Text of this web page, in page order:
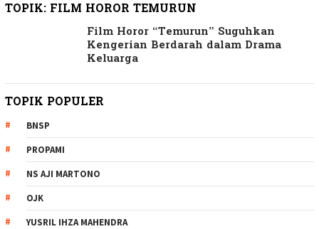
TOPIK: FILM HOROR TEMURUN
Film Horor “Temurun” Suguhkan
Kengerian Berdarah dalam Drama
Keluarga
TOPIK POPULER
BNSP
PROPAMI
NS AJI MARTONO
OJK
YUSRIL IHZA MAHENDRA